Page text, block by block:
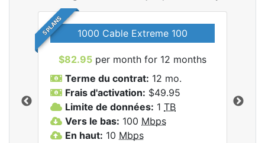
5 PLANS 1000 Cable Extreme 100
$82.95 per month for 12 months
Terme du contrat: 12 mo.
Frais d'activation: $49.95
Limite de données: 1 TB
Vers le bas: 100 Mbps
En haut: 10 Mbps